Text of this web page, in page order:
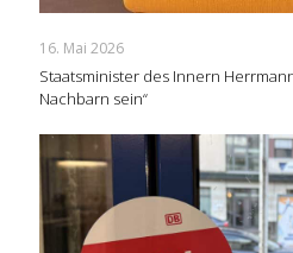
16. Mai 2026
Staatsminister des Innern
Nachbarn sein“